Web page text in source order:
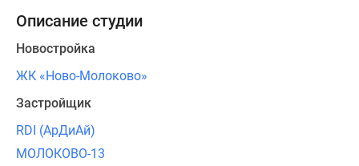
Описание студии
Новостройка
ЖК «Ново-Молоково»
Застройщик
RDI (АрДиАй)
МОЛОКОВО-13